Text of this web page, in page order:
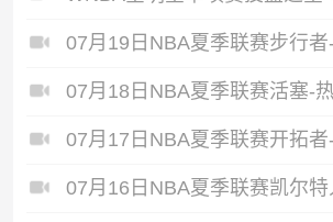
07月19日NBA夏季联赛步行
07月18日NBA夏季联赛活塞-
07月17日NBA夏季联赛开拓